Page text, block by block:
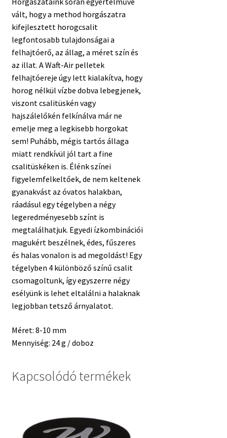
vált, hogy a method horgászatra
kifejlesztett horogcsalit
legfontosabb tulajdonságai a
felhajtóerő, az állag, a méret szín és
az illat. A Waft-Air pelletek
felhajtóereje úgy lett kialakítva, hogy
horog nélkül vízbe dobva lebegjenek,
viszont csalitüskén vagy
hajszálelőkén felkínálva már ne
emelje meg a legkisebb horgokat
sem! Puhább, mégis tartós állaga
miatt rendkívül jól tart a fine
csalitüskéken is. Élénk színei
figyelemfelkeltőek, de nem keltenek
gyanakvást az óvatos halakban,
ráadásul egy tégelyben a négy
legeredményesebb színt is
megtalálhatjuk. Egyedi ízkombinációi
magukért beszélnek, édes, fűszeres
és halas vonalon is ad megoldást! Egy
tégelyben 4 különböző színű csalit
csomagoltunk, így egyszerre négy
esélyünk is lehet eltalálni a halaknak
legjobban tetsző árnyalatot.
Méret: 8-10 mm
Mennyiség: 24 g / doboz
Kapcsolódó termékek